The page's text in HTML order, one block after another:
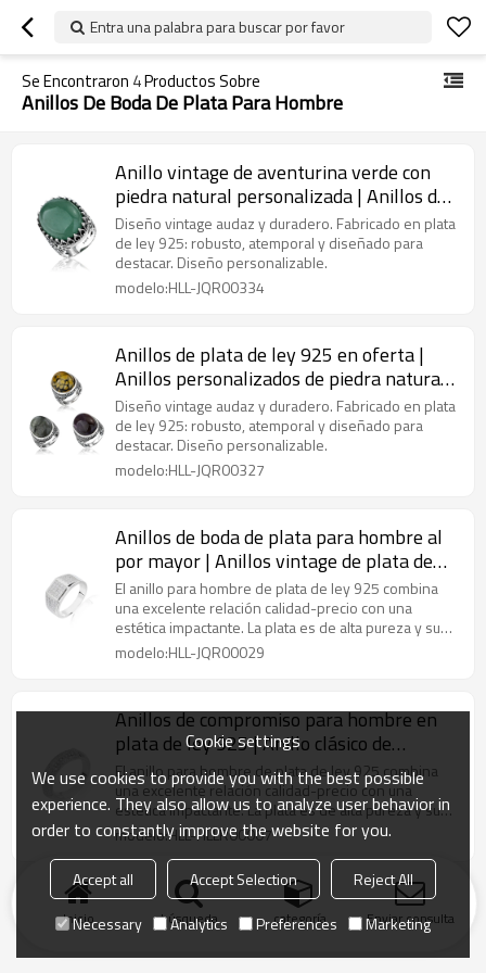
Entra una palabra para buscar por favor
Se Encontraron 4Productos Sobre
Anillos De Boda De Plata Para Hombre
Anillo vintage de aventurina verde con
piedra natural personalizada | Anillos de
plata de ley 925 para hombre
Diseño vintage audaz y duradero. Fabricado en plata
de ley 925: robusto, atemporal y diseñado para
destacar. Diseño personalizable.
modelo:HLL-JQR00334
Anillos de plata de ley 925 en oferta |
Anillos personalizados de piedra natural
para hombre
Diseño vintage audaz y duradero. Fabricado en plata
de ley 925: robusto, atemporal y diseñado para
destacar. Diseño personalizable.
modelo:HLL-JQR00327
Anillos de boda de plata para hombre al
por mayor | Anillos vintage de plata de
ley 925, populares y exquisitos
El anillo para hombre de plata de ley 925 combina
una excelente relación calidad-precio con una
estética impactante. La plata es de alta pureza y su
diseño se puede personalizar.
modelo:HLL-JQR00029
Anillos de compromiso para hombre en
plata de ley 925 | Anillo clásico de
circonita cúbica
El anillo para hombre de plata de ley 925 combina
una excelente relación calidad-precio con una
estética impactante. La plata es de alta pureza y su
diseño se puede personalizar.
modelo:HLL-HLLR00007
Inicio búsqueda categoría Enviar consulta
Cookie settings
We use cookies to provide you with the best possible
experience. They also allow us to analyze user behavior in
order to constantly improve the website for you.
Accept all Accept Selection
Reject All
Necessary
Analytics Preferences Marketing